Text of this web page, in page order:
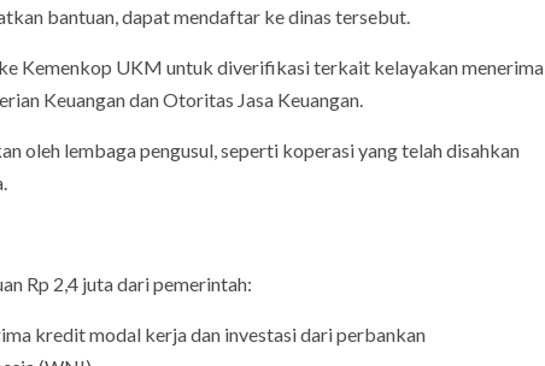
bantuan, dapat mendaftar ke dinas tersebut.
Kemenkop UKM untuk diverifikasi terkait kelayakan menerima
Keuangan dan Otoritas Jasa Keuangan.
oleh lembaga pengusul, seperti koperasi yang telah disahkan
Rp 2,4 juta dari pemerintah:
kredit modal kerja dan investasi dari perbankan